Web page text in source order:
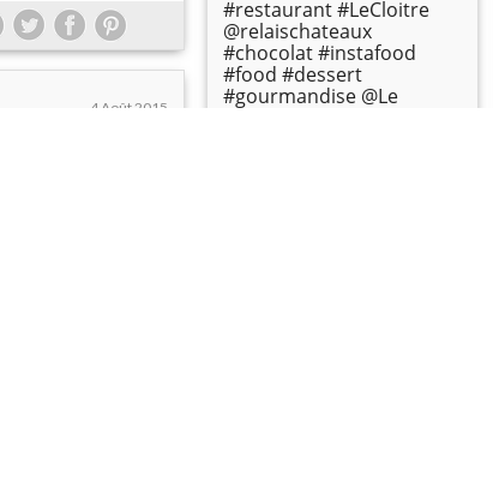
#restaurant #LeCloitre
@relaischateaux
#chocolat #instafood
#food #dessert
#gourmandise @Le
4 Août 2015